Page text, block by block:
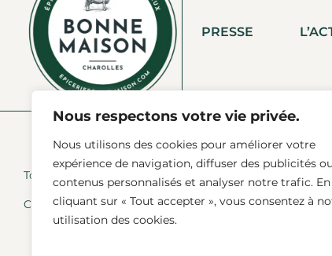
Nous respectons votre vie privée.
Nous utilisons des cookies pour améliorer votre
expérience de navigation, diffuser des publicités
contenus personnalisés et analyser notre trafic. En
cliquant sur « Tout accepter », vous consentez à
utilisation des cookies.
PRESSE
Tous Droits Réservés © 2025 Agence Bonne Maison
Crédit Photo : Sarah Morvan